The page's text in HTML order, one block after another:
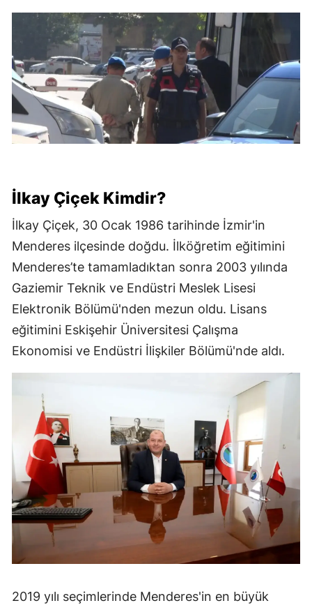
İlkay Çiçek Kimdir?
İlkay Çiçek, 30 Ocak 1986 tarihinde İzmir'in
Menderes ilçesinde doğdu. İlköğretim eğitimini
Menderes’te tamamladıktan sonra 2003 yılında
Gaziemir Teknik ve Endüstri Meslek Lisesi
Elektronik Bölümü'nden mezun oldu. Lisans
eğitimini Eskişehir Üniversitesi Çalışma
Ekonomisi ve Endüstri İlişkiler Bölümü'nde aldı.
2019 yılı seçimlerinde Menderes'in en büyük